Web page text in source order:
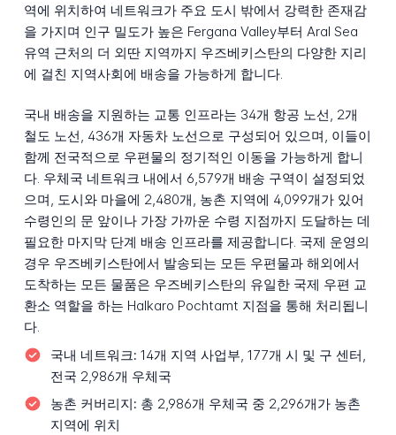
역에 위치하여 네트워크가 주요 도시 밖에서 강력한 존재감
을 가지며 인구 밀도가 높은 Fergana Valley부터 Aral Sea
유역 근처의 더 외딴 지역까지 우즈베키스탄의 다양한 지리
에 걸친 지역사회에 배송을 가능하게 합니다.
국내 배송을 지원하는 교통 인프라는 34개 항공 노선, 2개
철도 노선, 436개 자동차 노선으로 구성되어 있으며, 이들이
함께 전국적으로 우편물의 정기적인 이동을 가능하게 합니
다. 우체국 네트워크 내에서 6,579개 배송 구역이 설정되었
으며, 도시와 마을에 2,480개, 농촌 지역에 4,099개가 있어
수령인의 문 앞이나 가장 가까운 수령 지점까지 도달하는 데
필요한 마지막 단계 배송 인프라를 제공합니다. 국제 운영의
경우 우즈베키스탄에서 발송되는 모든 우편물과 해외에서
도착하는 모든 물품은 우즈베키스탄의 유일한 국제 우편 교
환소 역할을 하는 Halkaro Pochtamt 지점을 통해 처리됩니
다.
국내 네트워크: 14개 지역 사업부, 177개 시 및 구 센터,
전국 2,986개 우체국
농촌 커버리지: 총 2,986개 우체국 중 2,296개가 농촌
지역에 위치